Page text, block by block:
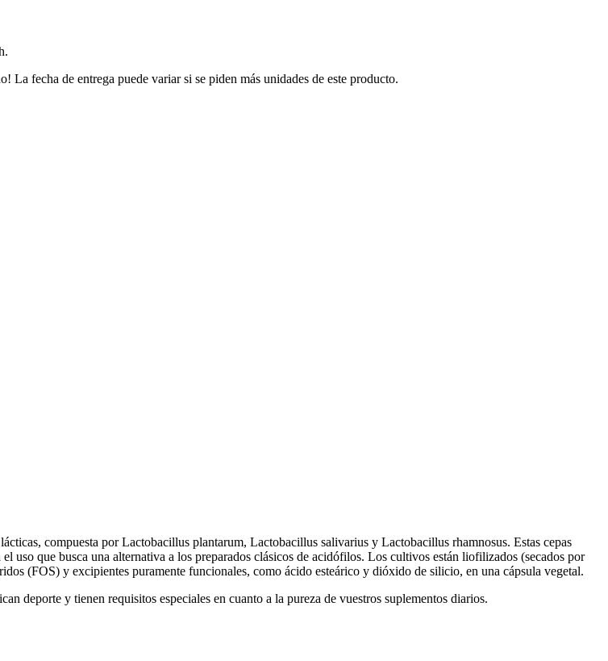
.
La fecha de entrega puede variar si se piden más unidades de este producto.
compuesta por Lactobacillus plantarum, Lactobacillus salivarius y Lactobacillus rhamnosus. Estas cepas
uso que busca una alternativa a los preparados clásicos de acidófilos. Los cultivos están liofilizados (secados por
(FOS) y excipientes puramente funcionales, como ácido esteárico y dióxido de silicio, en una cápsula vegetal.
deporte y tienen requisitos especiales en cuanto a la pureza de vuestros suplementos diarios.